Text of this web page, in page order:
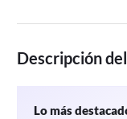
Descripción
Lo más